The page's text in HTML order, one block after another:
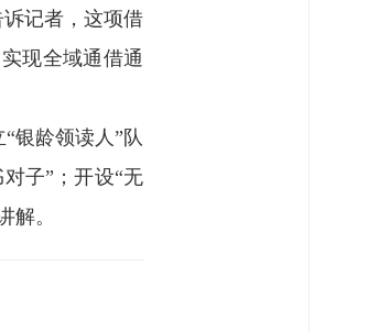
记者，这项借
现全域通借通
银龄领读人”队
子”；开设“无
解。